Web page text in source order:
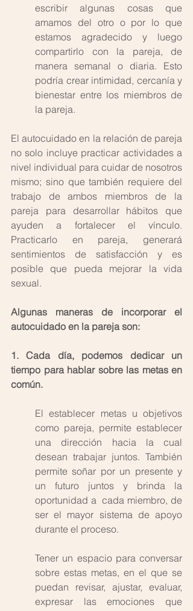
escribir algunas cosas que
amamos del otro o por lo que
estamos agradecido y luego
compartirlo con la pareja, de
manera semanal o diaria. Esto
podría crear intimidad, cercanía y
bienestar entre los miembros de
la pareja.
El autocuidado en la relación de pareja
no solo incluye practicar actividades a
nivel individual para cuidar de nosotros
mismo; sino que también requiere del
trabajo de ambos miembros de la
pareja para desarrollar hábitos que
ayuden a fortalecer el vínculo.
Practicarlo en pareja, generará
sentimientos de satisfacción y es
posible que pueda mejorar la vida
sexual.
Algunas maneras de incorporar el
autocuidado en la pareja son:
1. Cada día, podemos dedicar un
tiempo para hablar sobre las metas en
común.
El establecer metas u objetivos
como pareja, permite establecer
una dirección hacia la cual
desean trabajar juntos. También
permite soñar por un presente y
un futuro juntos y brinda la
oportunidad a  cada miembro, de
ser el mayor sistema de apoyo
durante el proceso.
Tener un espacio para conversar
sobre estas metas, en el que se
puedan revisar, ajustar, evaluar,
expresar las emociones que